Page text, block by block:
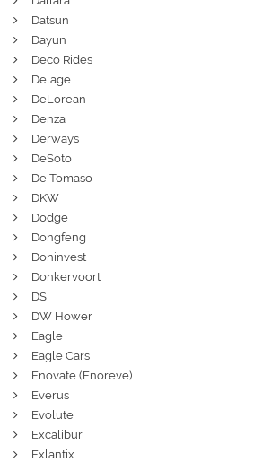
Datsun
Dayun
Deco Rides
Delage
DeLorean
Denza
Derways
DeSoto
De Tomaso
DKW
Dodge
Dongfeng
Doninvest
Donkervoort
DS
DW Hower
Eagle
Eagle Cars
Enovate (Enoreve)
Everus
Evolute
Excalibur
Exlantix